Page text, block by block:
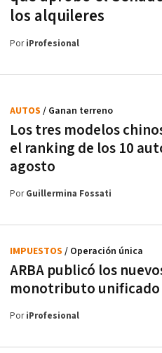
los alquileres
PoriProfesional
Los tres modelos
el ranking de los 10
agosto
AUTOS / Ganan terreno
PorGuillermina Fossati
ARBA publicó los
monotributo unificado
IMPUESTOS / Operación única
PoriProfesional